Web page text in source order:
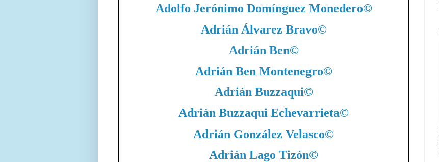
Adolfo Jerónimo Domínguez Monedero©
Adrián Álvarez Bravo©
Adrián Ben©
Adrián Ben Montenegro©
Adrián Buzzaqui©
Adrián Buzzaqui Echevarrieta©
Adrián González Velasco©
Adrián Lago Tizón©